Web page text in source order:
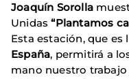
Joaquín Sorolla
Unidas“Plantamos
Esta estación, que es
España, permitirá a
mano nuestro